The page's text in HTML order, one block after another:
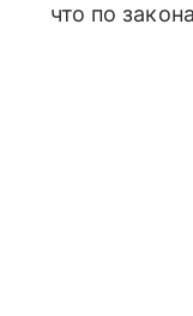
что по